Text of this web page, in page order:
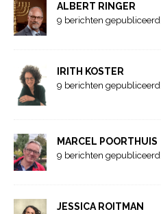
ALBERT RINGER
9 berichten gepubliceerd
IRITH KOSTER
9 berichten gepubliceerd
MARCEL POORTHUIS
9 berichten gepubliceerd
JESSICA ROITMAN